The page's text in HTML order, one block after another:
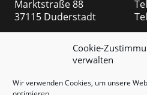
Cookie-
verwalten
Wir verwenden Cookies, um unsere
Marktstraße 88
37115 Duderstadt
Öffnungszeiten:
Montag bis Freitags
08:00 – 13:00 Uhr
14:00 – 18:00 Uhr
Außer